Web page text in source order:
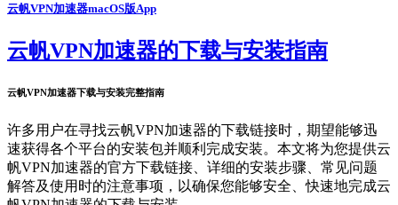
云帆VPN加速器macOS版App
云帆VPN加速器的下载与安装指南
云帆VPN加速器下载与安装完整指南
许多用户在寻找云帆VPN加速器的下载链接时，期望能够迅
速获得各个平台的安装包并顺利完成安装。本文将为您提供云
帆VPN加速器的官方下载链接、详细的安装步骤、常见问题
解答及使用时的注意事项，以确保您能够安全、快速地完成云